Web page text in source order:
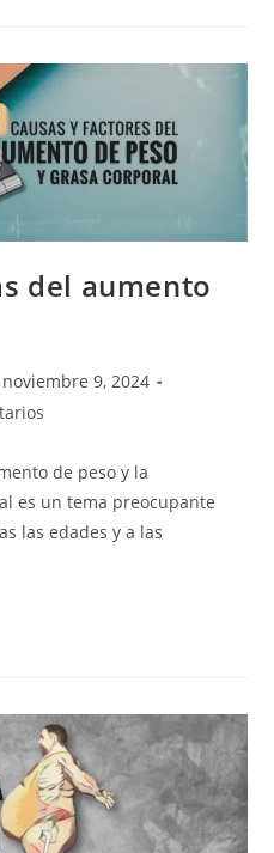
del aumento
noviembre 9, 2024
de peso y la
es un tema preocupante
las edades y a las